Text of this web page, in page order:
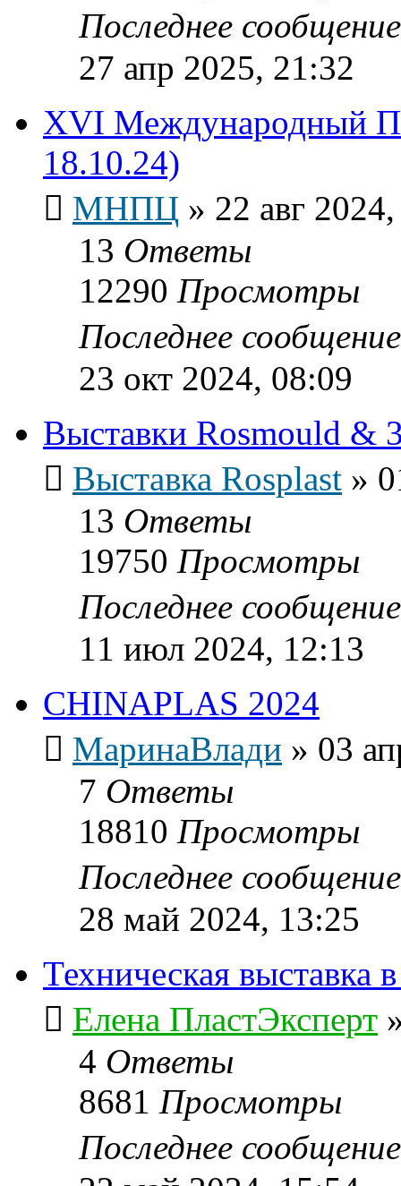
Последнее
27 апр 2025, 21:32
XVI Международный
18.10.24)
МНПЦ » 22 авг
13 Ответы
12290 Просмотры
Последнее
23 окт 2024, 08:09
Выставки Rosmould &
Выставка Rosplast »
13 Ответы
19750 Просмотры
Последнее
11 июл 2024, 12:13
CHINAPLAS 2024
МаринаВлади » 03
7 Ответы
18810 Просмотры
Последнее
28 май 2024, 13:25
Техническая выставка
Елена ПластЭксперт
4 Ответы
8681 Просмотры
Последнее